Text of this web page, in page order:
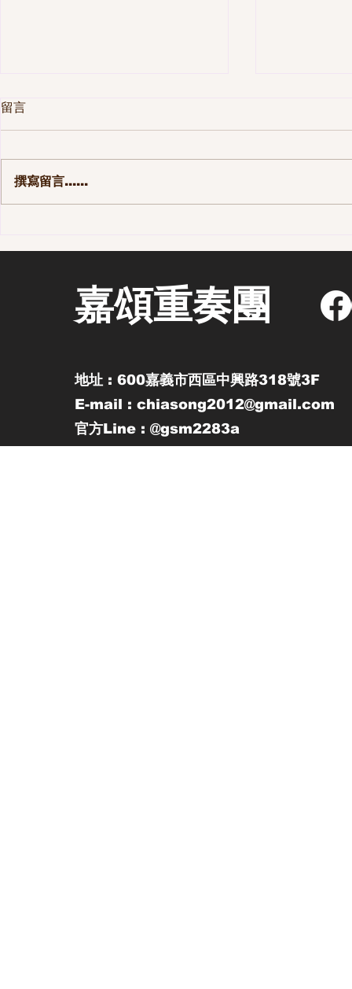
現的事
街區 - 老嘉
留言
撰寫留言......
嘉頌重奏團
地址 : 600嘉義市西區中興路318號3F
E-mail : chiasong2012@gmail.com
官方Line : @gsm2283a